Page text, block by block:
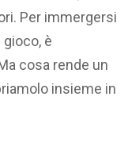
Per immergersi
è
cosa rende un
insieme in